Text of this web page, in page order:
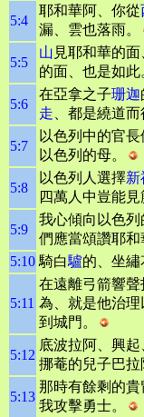
5:4
耶和華阿、你從
漏、雲也落雨。
5:5
山 見耶和華的面
的面、也是如此
5:6
在亞拿之子珊迦
走 、都是繞道而
5:7
以色列中的官
以色列的母。
5:8
以色列人選擇新
四萬人中豈能見
5:9
我心傾向以色
們應當頌讚耶和
5:10 騎白驢的、坐繡
5:11
在遠離弓箭響
為、就是他治
到城門。
5:12
底波拉阿、興起
挪菴的兒子巴拉
5:13
那時有餘剩的
我攻擊勇士。